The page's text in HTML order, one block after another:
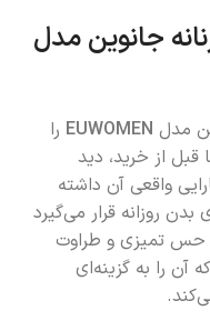
جانوین مدل
مدل EUWOMEN را
از خرید، دید
واقعی آن داشته
روزانه قرار می‌گیرد
حس تمیزی و طراوت
را به گزینه‌ای